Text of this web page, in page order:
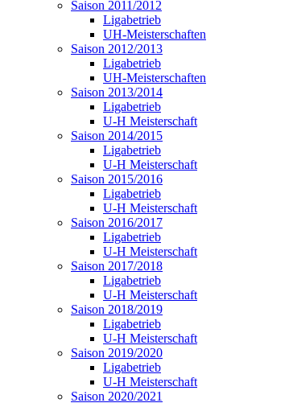
Saison 2011/2012
Ligabetrieb
UH-Meisterschaften
Saison 2012/2013
Ligabetrieb
UH-Meisterschaften
Saison 2013/2014
Ligabetrieb
U-H Meisterschaft
Saison 2014/2015
Ligabetrieb
U-H Meisterschaft
Saison 2015/2016
Ligabetrieb
U-H Meisterschaft
Saison 2016/2017
Ligabetrieb
U-H Meisterschaft
Saison 2017/2018
Ligabetrieb
U-H Meisterschaft
Saison 2018/2019
Ligabetrieb
U-H Meisterschaft
Saison 2019/2020
Ligabetrieb
U-H Meisterschaft
Saison 2020/2021